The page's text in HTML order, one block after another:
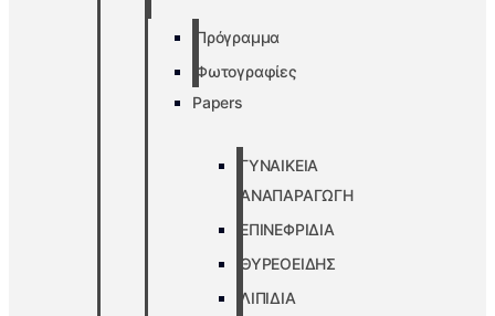
Πρόγραμμα
Φωτογραφίες
Papers
ΓΥΝΑΙΚΕΙΑ
ΑΝΑΠΑΡΑΓΩΓΗ
ΕΠΙΝΕΦΡΙΔΙΑ
ΘΥΡΕΟΕΙΔΗΣ
ΛΙΠΙΔΙΑ